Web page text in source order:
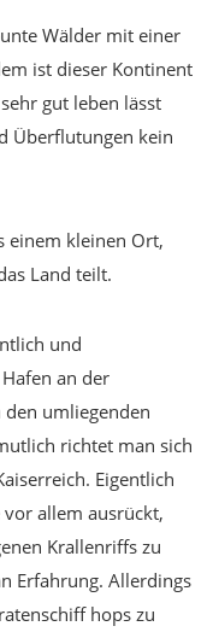
Wälder mit einer
ist dieser Kontinent
gut leben lässt
Überflutungen kein
einem kleinen Ort,
Land teilt.
und
an der
den umliegenden
richtet man sich
Eigentlich
vor allem ausrückt,
Krallenriffs zu
Erfahrung. Allerdings
hops zu